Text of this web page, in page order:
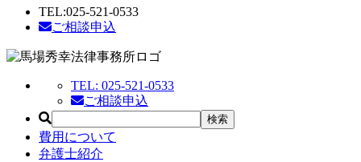
TEL:025-521-0533
ご相談申込
TEL: 025-521-0533
ご相談申込
費用について
弁護士紹介